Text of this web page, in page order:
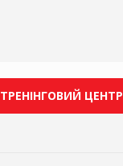
ТРЕНІНГОВИЙ ЦЕНТР